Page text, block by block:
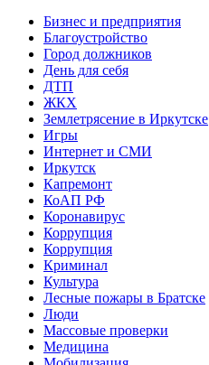
Бизнес и предприятия
Благоустройство
Город должников
День для себя
ДТП
ЖКХ
Землетрясение в Иркутске
Игры
Интернет и СМИ
Иркутск
Капремонт
КоАП РФ
Коронавирус
Коррупция
Коррупция
Криминал
Культура
Лесные пожары в Братске
Люди
Массовые проверки
Медицина